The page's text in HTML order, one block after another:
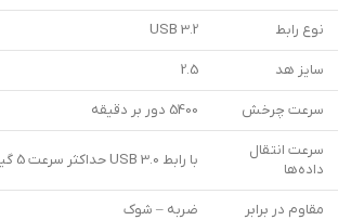
نوع رابط USB 3.2
سایز هد 2.5
سرعت چرخش 5400 دور بر دقیقه
سرعت انتقال
داده‌ها
با رابط USB 3.0 حداکثر سرعت 5 گیگابیت در ثانیه و با رابط USB 2.0 حداکثر سرعت 480 مگابیت در ثانیه
مقاوم در برابر ضربه – شوک